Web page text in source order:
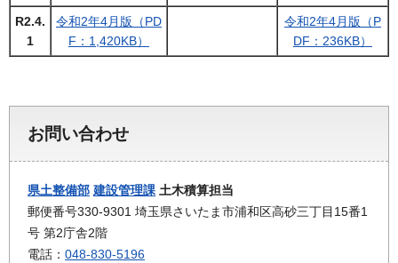
R2.4.
1
令和2年4月版（PD
F：1,420KB）
令和2年4月版（P
DF：236KB）
お問い合わせ
県土整備部 建設管理課 土木積算担当
郵便番号330-9301 埼玉県さいたま市浦和区高砂三丁目15番1
号 第2庁舎2階
電話： 048-830-5196